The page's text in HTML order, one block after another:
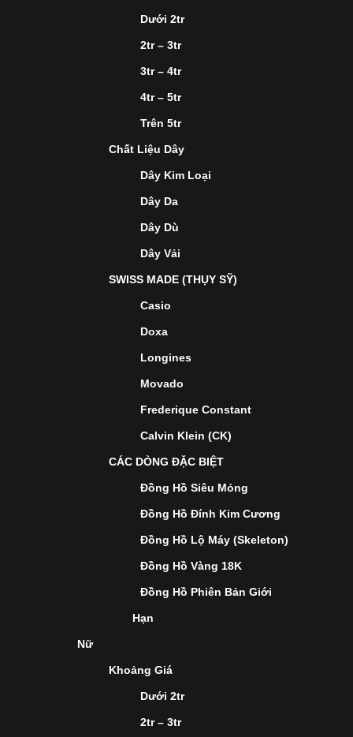
Dưới 2tr
2tr – 3tr
3tr – 4tr
4tr – 5tr
Trên 5tr
Chất Liệu Dây
Dây Kim Loại
Dây Da
Dây Dù
Dây Vải
SWISS MADE (THỤY SỸ)
Casio
Doxa
Longines
Movado
Frederique Constant
Calvin Klein (CK)
CÁC DÒNG ĐẶC BIỆT
Đồng Hồ Siêu Mỏng
Đồng Hồ Đính Kim Cương
Đồng Hồ Lộ Máy (Skeleton)
Đồng Hồ Vàng 18K
Đồng Hồ Phiên Bản Giới
Hạn
Nữ
Khoảng Giá
Dưới 2tr
2tr – 3tr